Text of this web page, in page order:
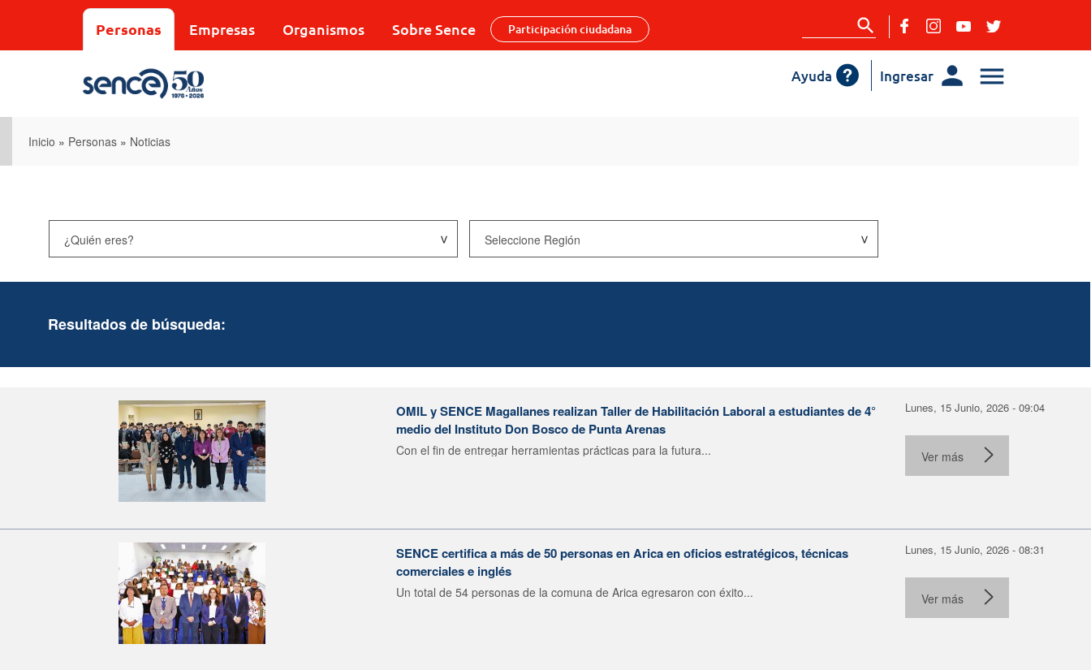
Personas Empresas Organismos Sobre Sence Participación ciudadana
Ingresar
Ayuda
Inicio » Personas » Noticias
Resultados de búsqueda:
OMIL y SENCE Magallanes realizan Taller de Habilitación Laboral a estudiantes de 4°
medio del Instituto Don Bosco de Punta Arenas
Con el fin de entregar herramientas prácticas para la futura...
Lunes, 15 Junio, 2026 - 09:04
Ver más
SENCE certifica a más de 50 personas en Arica en oficios estratégicos, técnicas
comerciales e inglés
Un total de 54 personas de la comuna de Arica egresaron con éxito...
Lunes, 15 Junio, 2026 - 08:31
Ver más